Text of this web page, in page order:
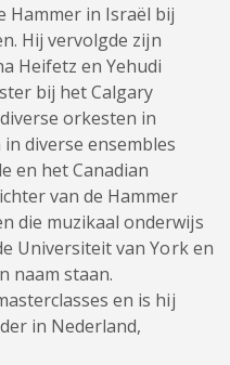
Hammer in Israël bij
Hij vervolgde zijn
Heifetz en Yehudi
bij het Calgary
orkesten in
diverse ensembles
en het Canadian
van de Hammer
die muzikaal onderwijs
Universiteit van York en
naam staan.
en is hij
in Nederland,